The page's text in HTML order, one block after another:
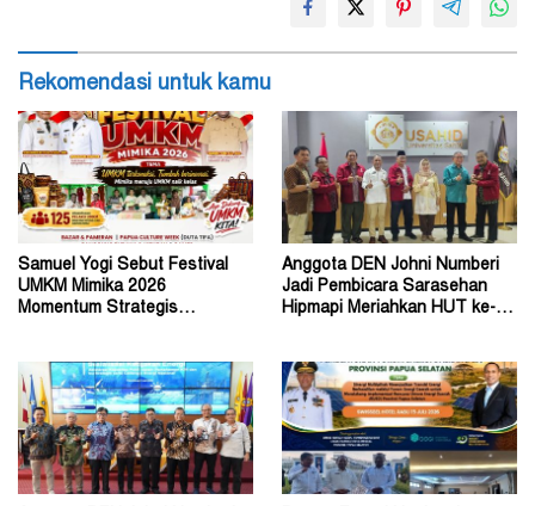
Rekomendasi untuk kamu
Samuel Yogi Sebut Festival
UMKM Mimika 2026
Momentum Strategis
Anggota DEN Johni Numberi
Jadi Pembicara Sarasehan
Hipmapi Meriahkan HUT ke-81